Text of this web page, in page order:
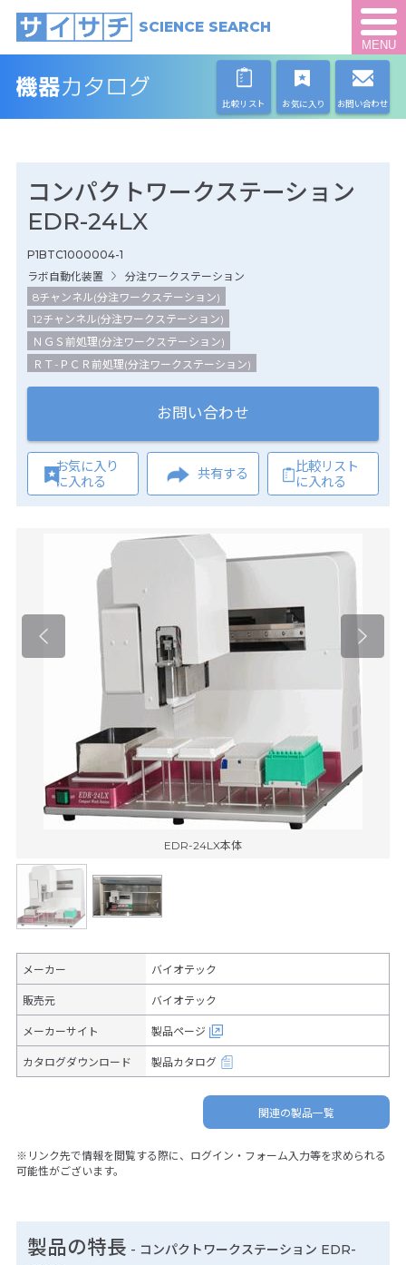
SCIENCE SEARCH
MENU
比較リスト お気に入り お問い合わせ
コンパクトワークステーション
EDR-24LX
P1BTC1000004-1
ラボ自動化装置
分注ワークステーション
8チャンネル(分注ワークステーション)
12チャンネル(分注ワークステーション)
ＮＧＳ前処理(分注ワークステーション)
ＲＴ-ＰＣＲ前処理(分注ワークステーション)
お問い合わせ
お気に入り
に入れる
共有する
比較リスト
に入れる
EDR-24LX本体
メーカー バイオテック
販売元 バイオテック
メーカーサイト 製品ページ
カタログダウンロード 製品カタログ
関連の製品一覧
※リンク先で情報を閲覧する際に、ログイン・フォーム入力等を求められる
可能性がございます。
製品の特長 - コンパクトワークステーション EDR-